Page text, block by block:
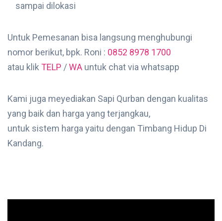
sampai dilokasi
Untuk Pemesanan bisa langsung menghubungi
nomor berikut, bpk. Roni : 0852 8978 1700
atau klik TELP /WA untuk chat via whatsapp
Kami juga meyediakan Sapi Qurban dengan kualitas
yang baik dan harga yang terjangkau,
untuk sistem harga yaitu dengan Timbang Hidup Di
Kandang.